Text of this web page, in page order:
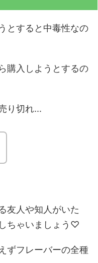
とすると中毒性なの
購入しようとするの
り切れ...
友人や知人がいた
ちゃいましょう♡
ずフレーバーの全種